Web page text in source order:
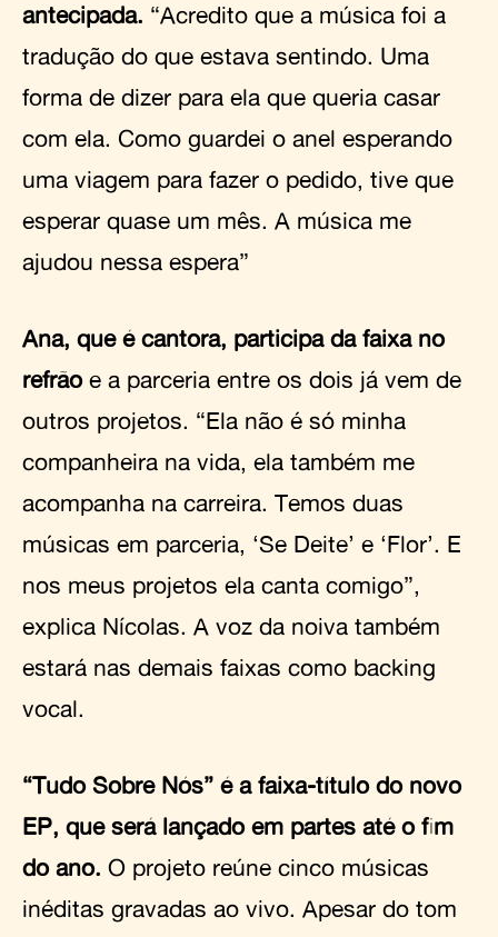
antecipada. “Acredito que a música foi a
tradução do que estava sentindo. Uma
forma de dizer para ela que queria casar
com ela. Como guardei o anel esperando
uma viagem para fazer o pedido, tive que
esperar quase um mês. A música me
ajudou nessa espera”
Ana, que é cantora, participa da faixa no
refrãoe a parceria entre os dois já vem de
outros projetos. “Ela não é só minha
companheira na vida, ela também me
acompanha na carreira. Temos duas
músicas em parceria, ‘Se Deite’ e ‘Flor’. E
nos meus projetos ela canta comigo”,
explica Nícolas. A voz da noiva também
estará nas demais faixas como backing
vocal.
“Tudo Sobre Nós” é a faixa-título do novo
EP, que será lançado em partes até o fim
do ano. O projeto reúne cinco músicas
inéditas gravadas ao vivo. Apesar do tom